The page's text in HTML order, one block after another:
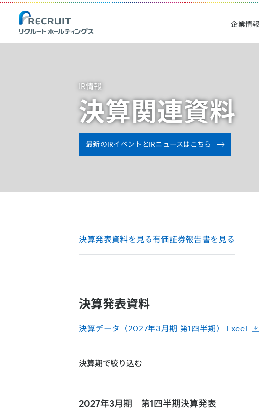
Recruit Holdings
企業情報
IR情報
決算関連資料
最新のIRイベントとIRニュースはこちら
決算発表資料を見る有価証券報告書を見る
決算発表資料
決算データ（2027年3月期 第1四半期） Excel
決算期で絞り込む
2027年3月期 第1四半期決算発表